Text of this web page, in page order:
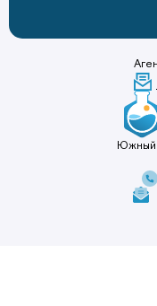
Южный